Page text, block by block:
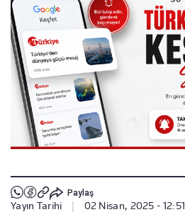
Paylaş
Yayın Tarihi 02 Nisan, 2025 - 12:51